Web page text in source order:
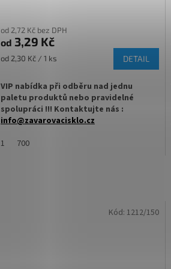
od 2,72 Kč bez DPH
od 3,29 Kč
Měrná
od 2,30 Kč / 1 ks DETAIL
VIP nabídka při odběru nad jednu
paletu produktů nebo pravidelné
spolupráci !!! Kontaktujte nás :
info@zavarovacisklo.cz
✅
Víčko na sklenici s uzávěrem typu Twist
1 700
Kód: 1212/150